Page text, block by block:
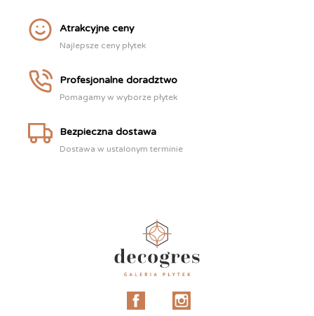
Atrakcyjne ceny
Najlepsze ceny płytek
Profesjonalne doradztwo
Pomagamy w wyborze płytek
Bezpieczna dostawa
Dostawa w ustalonym terminie
Facebook